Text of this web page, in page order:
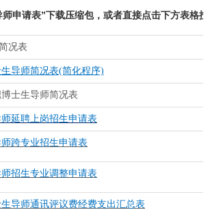
申请表”下载压缩包，或者直接点击下方表格
况表
导师简况表(简化程序)
士生导师简况表
延聘上岗招生申请表
跨专业招生申请表
招生专业调整申请表
导师通讯评议费经费支出汇总表